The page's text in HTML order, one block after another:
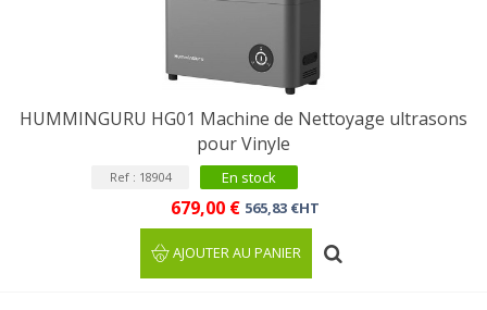
HUMMINGURU HG01 Machine de Nettoyage ultrasons
pour Vinyle
Ref : 18904 En stock
679,00 € 565,83 €HT
AJOUTER AU PANIER